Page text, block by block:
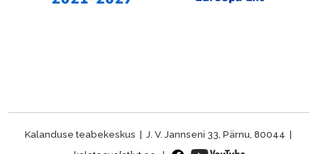
Kalanduse teabekeskus | J. V. Jannseni 33, Pärnu, 80044 |